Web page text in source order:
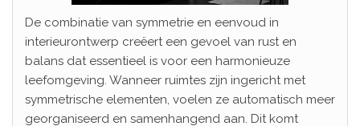
De combinatie van symmetrie en eenvoud in
interieurontwerp creëert een gevoel van rust en
balans dat essentieel is voor een harmonieuze
leefomgeving. Wanneer ruimtes zijn ingericht met
symmetrische elementen, voelen ze automatisch meer
georganiseerd en samenhangend aan. Dit komt